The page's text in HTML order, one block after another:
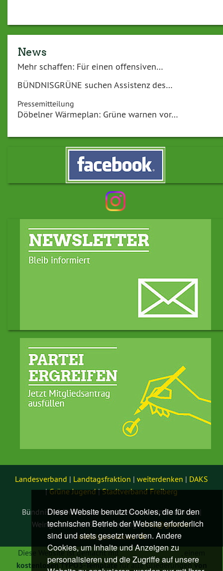
Diese Website benutzt Cookies, die für den
technischen Betrieb der Website erforderlich
sind und stets gesetzt werden. Andere
Cookies, um Inhalte und Anzeigen zu
personalisieren und die Zugriffe auf unsere
News
Mehr schaffen: Für einen offensiven…
BÜNDNISGRÜNE suchen Assistenz des…
Pressemitteilung
Döbelner Wärmeplan: Grüne warnen vor…
Landesverband | Landtagsfraktion | weiterdenken | DAKS
|Grüne Jugend|Stadtverband Freiberg
Bündnis 90/Die Grünen Kreisverband Mittelsachsen |
Weingasse 10 | 09599 Freiberg |info@gruene-
mittelsachsen.de
Diese Website ist gemacht mitTYPO3 GRÜNE
kostenlosen TYPO3-Template für alle Gliederungenvon